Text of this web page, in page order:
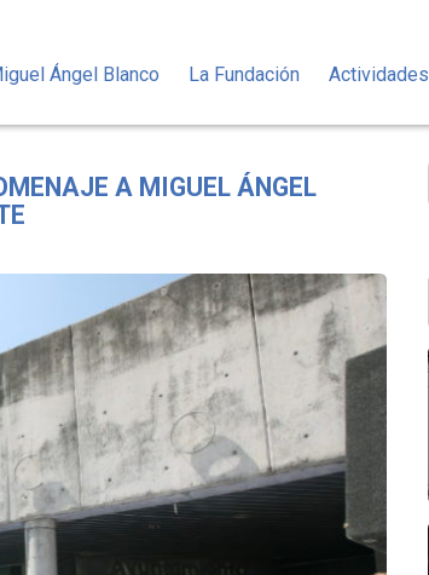
Ángel Blanco La Fundación Actividades
A MIGUEL ÁNGEL